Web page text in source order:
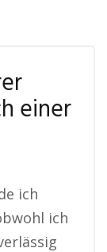
einer
ich
ich